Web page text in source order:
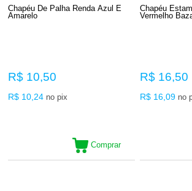
Chapéu De Palha Renda Azul E
Amarelo
R$ 10,50
R$ 10,24 no pix
Comprar
Chapéu
Vermelho
R$ 16,50
R$ 16,09